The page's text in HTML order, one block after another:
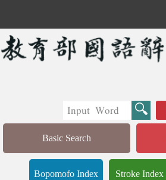
Basic Search
Bopomofo Index Stroke Index